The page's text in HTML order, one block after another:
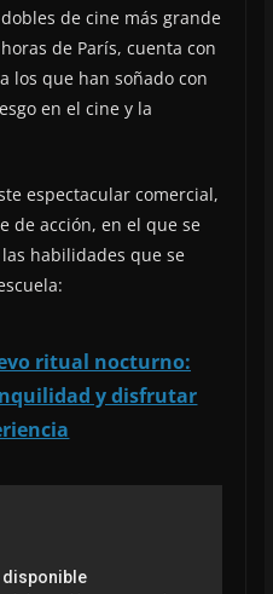
de cine más grande
de París, cuenta con
los que han soñado con
en el cine y la
espectacular comercial,
de acción, en el que se
habilidades que se
ritual nocturno:
y disfrutar